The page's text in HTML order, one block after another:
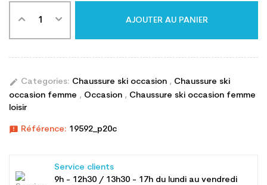
AJOUTER AU PANIER
edit Categories: Chaussure ski occasion , Chaussure ski
occasion femme , Occasion , Chaussure ski occasion femme
loisir
announcement Référence: 19592_p20c
Service clients
9h - 12h30 / 13h30 - 17h du lundi au vendredi